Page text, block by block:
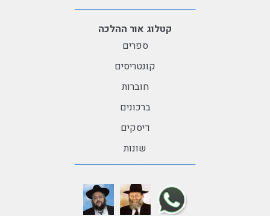
קטלוג אור ההלכה
ספרים
קונטריסים
חוברות
ברכונים
דיסקים
שונות